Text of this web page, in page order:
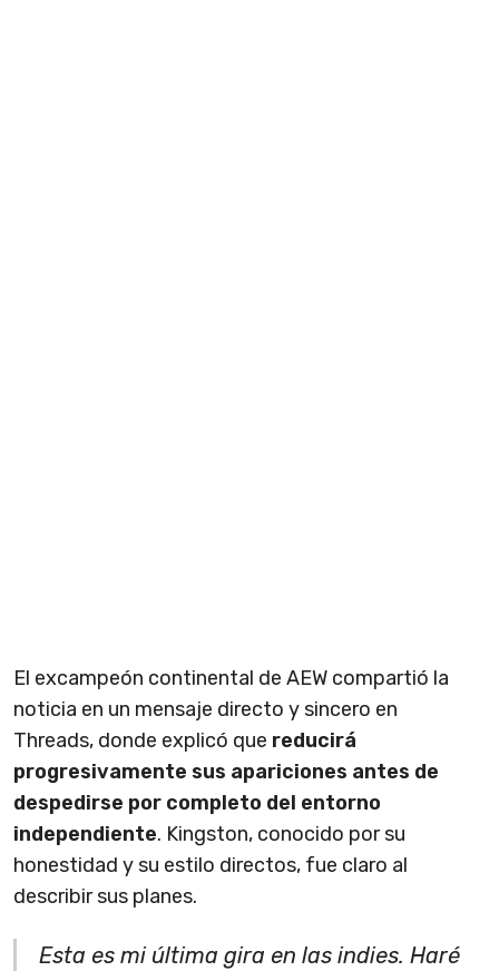
El excampeón continental de AEW compartió la
noticia en un mensaje directo y sincero en
Threads, donde explicó que reducirá
progresivamente sus apariciones antes de
despedirse por completo del entorno
independiente. Kingston, conocido por su
honestidad y su estilo directos, fue claro al
describir sus planes.
Esta es mi última gira en las indies. Haré